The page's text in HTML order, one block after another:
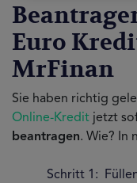
Euro
MrFinan
Sie haben richtig
Online-Kredit jetzt
beantragen. Wie? In
Schritt 1: